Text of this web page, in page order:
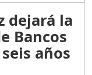
dejará la
Bancos
años